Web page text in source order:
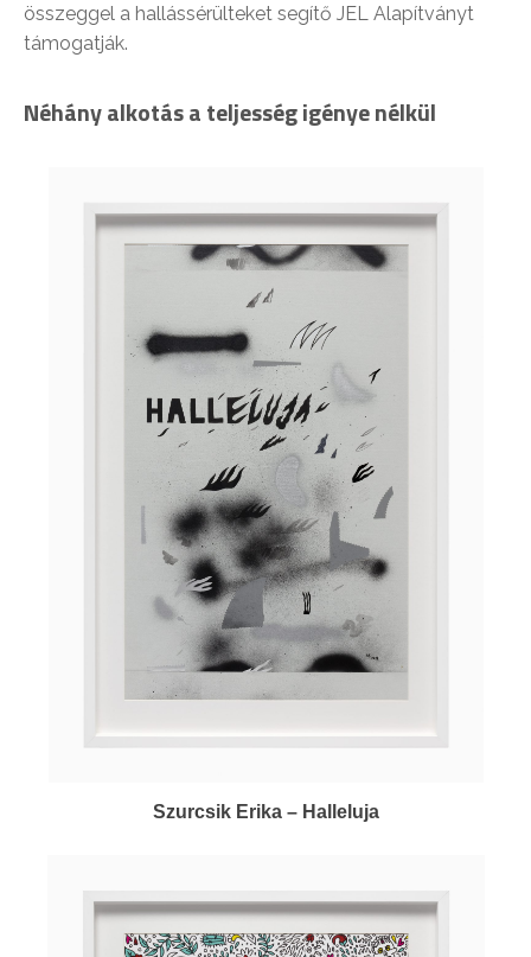
összeggel a hallássérülteket segítő JEL Alapítványt
támogatják.
Néhány alkotás a teljesség igénye nélkül
Szurcsik Erika – Halleluja